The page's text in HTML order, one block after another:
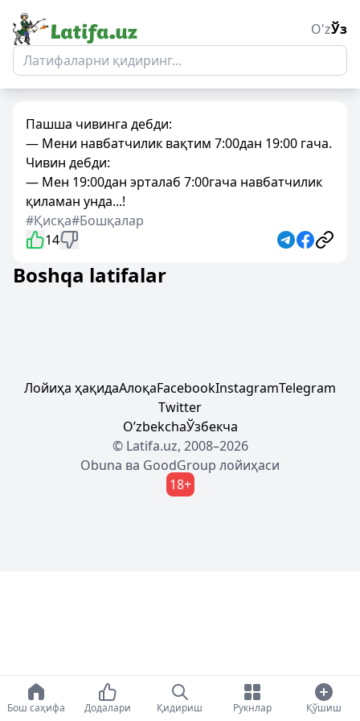
O'zЎз
Пашша чивинга дебди:
— Мени навбатчилик вақтим 7:00дан 19:00 гача.
Чивин дебди:
— Мен 19:00дан эрталаб 7:00гача навбатчилик
қиламан унда...!
#Қисқа#Бошқалар
14
Boshqa latifalar
Лойиҳа ҳақидаАлоқаFacebookInstagramTelegram
Twitter
OʼzbekchaЎзбекча
© Latifa.uz, 2008–2026
Obuna ва GoodGroup лойиҳаси
18+
Бош саҳифа Додалари Қидириш Рукнлар Қўшиш